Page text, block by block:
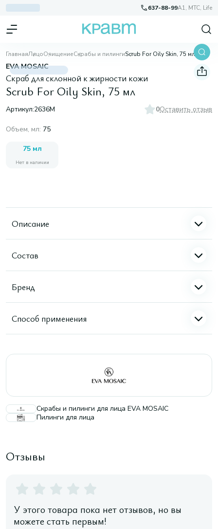
637-88-99A1, МТС, Life
ГлавнаяЛицоОчищениеСкрабы и пилингиScrub For Oily Skin, 75 мл
EVA MOSAIC
Скраб для склонной к жирности кожи
Scrub For Oily Skin, 75 мл
Артикул:2636М 0Оставить отзыв
Объем, мл: 75
75 мл
Нет в наличии
Описание
Состав
Бренд
Способ применения
Скрабы и пилинги для лица EVA MOSAIC
Пилинги для лица
Отзывы
У этого товара пока нет отзывов, но вы
можете стать первым!